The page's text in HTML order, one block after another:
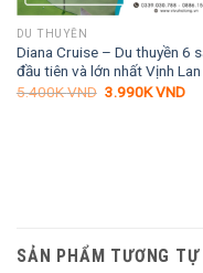
DU THUYỀN
Diana Cruise – Du thuyền 6
đầu tiên và lớn nhất Vịnh Lan
5.400KVND Giá
3.990KVNDGiá
SẢN PHẨM TƯƠNG TỰ